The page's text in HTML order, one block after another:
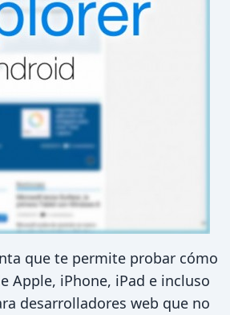
que te permite probar cómo
Apple, iPhone, iPad e incluso
desarrolladores web que no